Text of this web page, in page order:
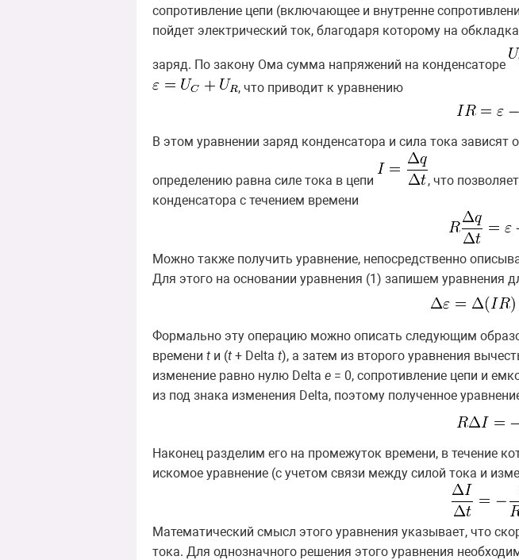
сопротивление цепи (включающее и внутренне
пойдет электрический ток, благодаря которому на
заряд. По закону Ома сумма напряжений на конденсаторе
, что приводит к уравнению
В этом уравнении заряд конденсатора и сила тока
определению равна силе тока в цепи
, что
конденсатора с течением времени
Можно также получить уравнение, непосредственно
Для этого на основании уравнения (1) запишем уравнения
Формально эту операцию можно описать следующим
времени t и (t + Delta t), а затем из второго уравнения
изменение равно нулю Delta e = 0, сопротивление цепи и
из под знака изменения Delta, поэтому полученное
Наконец разделим его на промежуток времени, в течение
искомое уравнение (с учетом связи между силой тока и
Математический смысл этого уравнения указывает, что
тока. Для однозначного решения этого уравнения